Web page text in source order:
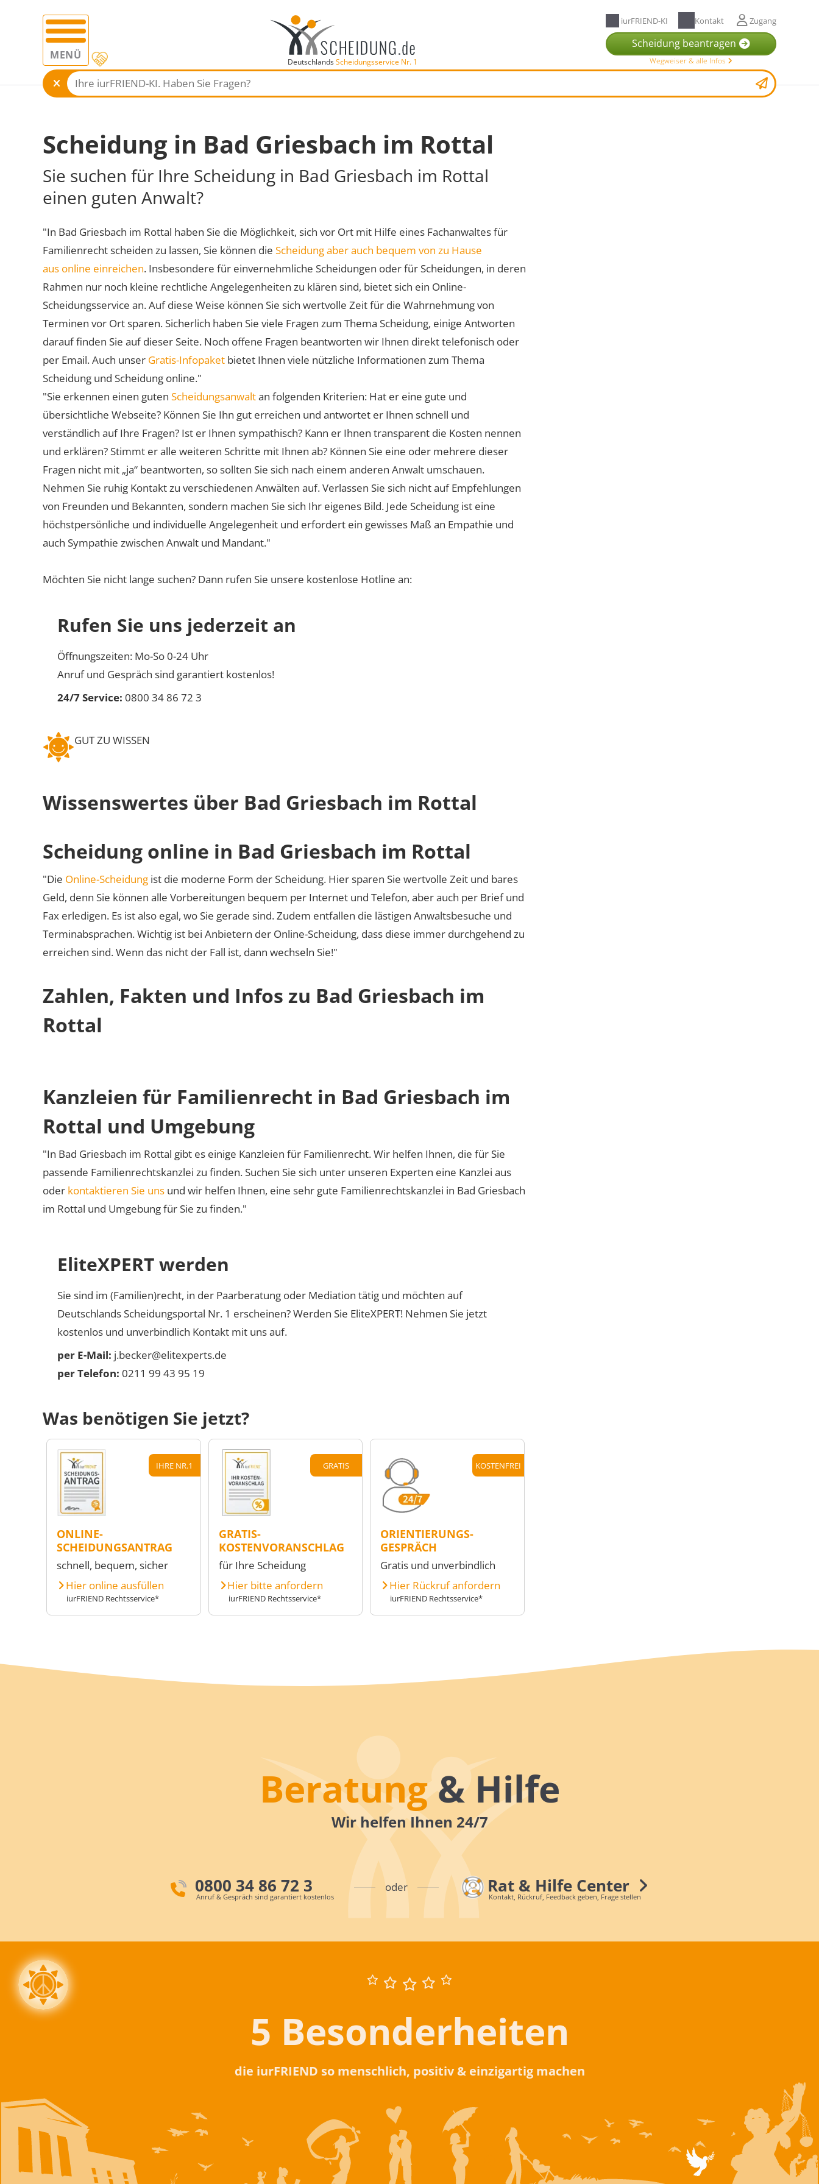
MENÜ DeutschlandsScheidungsservice Nr. 1
iurFRIEND-KI Kontakt Zugang
Scheidung beantragen
Wegweiser & alle Infos
Scheidung in Bad Griesbach im Rottal
Sie suchen für Ihre Scheidung in Bad Griesbach im Rottal
einen guten Anwalt?
"In Bad Griesbach im Rottal haben Sie die Möglichkeit, sich vor Ort mit Hilfe eines Fachanwaltes für
Familienrecht scheiden zu lassen, Sie können die Scheidung aber auch bequem von zu Hause
aus online einreichen. Insbesondere für einvernehmliche Scheidungen oder für Scheidungen, in deren
Rahmen nur noch kleine rechtliche Angelegenheiten zu klären sind, bietet sich ein Online-
Scheidungsservice an. Auf diese Weise können Sie sich wertvolle Zeit für die Wahrnehmung von
Terminen vor Ort sparen. Sicherlich haben Sie viele Fragen zum Thema Scheidung, einige Antworten
darauf finden Sie auf dieser Seite. Noch offene Fragen beantworten wir Ihnen direkt telefonisch oder
per Email. Auch unser Gratis-Infopaket bietet Ihnen viele nützliche Informationen zum Thema
Scheidung und Scheidung online."
"Sie erkennen einen guten Scheidungsanwaltan folgenden Kriterien: Hat er eine gute und
übersichtliche Webseite? Können Sie Ihn gut erreichen und antwortet er Ihnen schnell und
verständlich auf Ihre Fragen? Ist er Ihnen sympathisch? Kann er Ihnen transparent die Kosten nennen
und erklären? Stimmt er alle weiteren Schritte mit Ihnen ab? Können Sie eine oder mehrere dieser
Fragen nicht mit „ja“ beantworten, so sollten Sie sich nach einem anderen Anwalt umschauen.
Nehmen Sie ruhig Kontakt zu verschiedenen Anwälten auf. Verlassen Sie sich nicht auf Empfehlungen
von Freunden und Bekannten, sondern machen Sie sich Ihr eigenes Bild. Jede Scheidung ist eine
höchstpersönliche und individuelle Angelegenheit und erfordert ein gewisses Maß an Empathie und
auch Sympathie zwischen Anwalt und Mandant."
Möchten Sie nicht lange suchen? Dann rufen Sie unsere kostenlose Hotline an:
Rufen Sie uns jederzeit an
Öffnungszeiten: Mo-So 0-24 Uhr
Anruf und Gespräch sind garantiert kostenlos!
24/7 Service: 0800 34 86 72 3
GUT ZU WISSEN
Wissenswertes über Bad Griesbach im Rottal
Scheidung online in Bad Griesbach im Rottal
"Die Online-Scheidung ist die moderne Form der Scheidung. Hier sparen Sie wertvolle Zeit und bares
Geld, denn Sie können alle Vorbereitungen bequem per Internet und Telefon, aber auch per Brief und
Fax erledigen. Es ist also egal, wo Sie gerade sind. Zudem entfallen die lästigen Anwaltsbesuche und
Terminabsprachen. Wichtig ist bei Anbietern der Online-Scheidung, dass diese immer durchgehend zu
erreichen sind. Wenn das nicht der Fall ist, dann wechseln Sie!"
Zahlen, Fakten und Infos zu Bad Griesbach im
Rottal
Kanzleien für Familienrecht in Bad Griesbach im
Rottal und Umgebung
"In Bad Griesbach im Rottal gibt es einige Kanzleien für Familienrecht. Wir helfen Ihnen, die für Sie
passende Familienrechtskanzlei zu finden. Suchen Sie sich unter unseren Experten eine Kanzlei aus
oder kontaktieren Sie uns und wir helfen Ihnen, eine sehr gute Familienrechtskanzlei in Bad Griesbach
im Rottal und Umgebung für Sie zu finden."
EliteXPERT werden
Sie sind im (Familien)recht, in der Paarberatung oder Mediation tätig und möchten auf
Deutschlands Scheidungsportal Nr. 1 erscheinen? Werden Sie EliteXPERT! Nehmen Sie jetzt
kostenlos und unverbindlich Kontakt mit uns auf.
per E-Mail: j.becker@elitexperts.de
per Telefon: 0211 99 43 95 19
Was benötigen Sie jetzt?
IHRE NR.1
ONLINE-
SCHEIDUNGSANTRAG
schnell, bequem, sicher
Hier online ausfüllen
iurFRIEND Rechtsservice*
GRATIS
GRATIS-
KOSTENVORANSCHLAG
für Ihre Scheidung
Hier bitte anfordern
iurFRIEND Rechtsservice*
KOSTENFREI
ORIENTIERUNGS-
GESPRÄCH
Gratis und unverbindlich
Hier Rückruf anfordern
iurFRIEND Rechtsservice*
Beratung& Hilfe
Wir helfen Ihnen 24/7
0800 34 86 72 3
Anruf & Gespräch sind garantiert kostenlos
oder Rat & Hilfe Center
Kontakt, Rückruf, Feedback geben, Frage stellen
5 Besonderheiten
die iurFRIEND so menschlich, positiv & einzigartig machen